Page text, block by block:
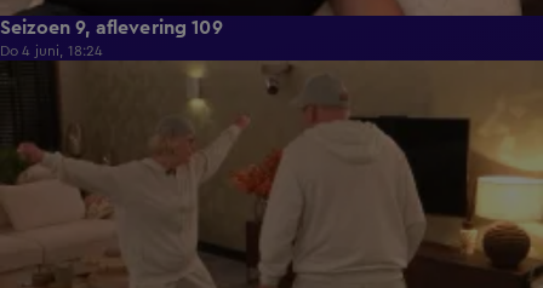
Seizoen 9, aflevering 109
Do 4 juni, 18:24